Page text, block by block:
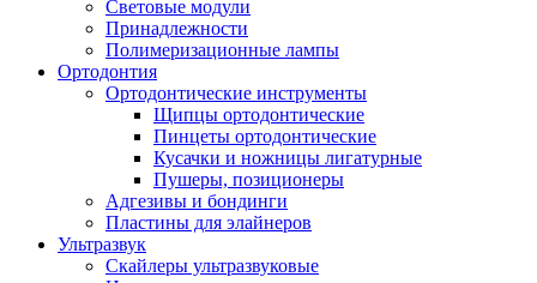
Световые модули
Принадлежности
Полимеризационные лампы
Ортодонтия
Ортодонтические инструменты
Щипцы ортодонтические
Пинцеты ортодонтические
Кусачки и ножницы лигатурные
Пушеры, позиционеры
Адгезивы и бондинги
Пластины для элайнеров
Ультразвук
Скайлеры ультразвуковые